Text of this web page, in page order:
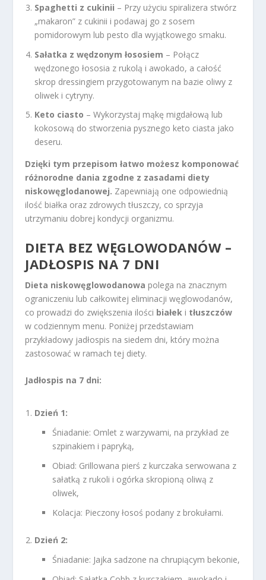
Spaghetti z cukinii – Przy użyciu spiralizera stwórz
„makaron” z cukinii i podawaj go z sosem
pomidorowym lub pesto dla wyjątkowego smaku.
Sałatka z wędzonym łososiem – Połącz
wędzonego łososia z rukolą i awokado, a całość
skrop dressingiem przygotowanym na bazie oliwy z
oliwek i cytryny.
Keto ciasto – Wykorzystaj mąkę migdałową lub
kokosową do stworzenia pysznego keto ciasta jako
deseru.
Dzięki tym przepisom łatwo możesz komponować
różnorodne dania zgodne z zasadami diety
niskowęglodanowej. Zapewniają one odpowiednią
ilość białka oraz zdrowych tłuszczy, co sprzyja
utrzymaniu dobrej kondycji organizmu.
DIETA BEZ WĘGLOWODANÓW –
JADŁOSPIS NA 7 DNI
Dieta niskowęglowodanowa polega na znacznym
ograniczeniu lub całkowitej eliminacji węglowodanów,
co prowadzi do zwiększenia ilości białek i tłuszczów
w codziennym menu. Poniżej przedstawiam
przykładowy jadłospis na siedem dni, który można
zastosować w ramach tej diety.
Jadłospis na 7 dni:
Dzień 1:
Śniadanie: Omlet z warzywami, na przykład ze
szpinakiem i papryką,
Obiad: Grillowana pierś z kurczaka serwowana z
sałatką z rukoli i ogórka skropioną oliwą z
oliwek,
Kolacja: Pieczony łosoś podany z brokułami.
Dzień 2:
Śniadanie: Jajka sadzone na chrupiącym bekonie,